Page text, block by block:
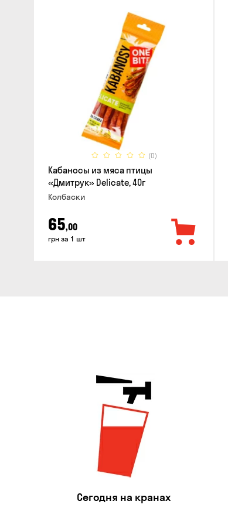
(0)
Кабаносы из мяса птицы
«Дмитрук» Delicate, 40г
Колбаски
65,00
грн за 1 шт
Сегодня на кранах